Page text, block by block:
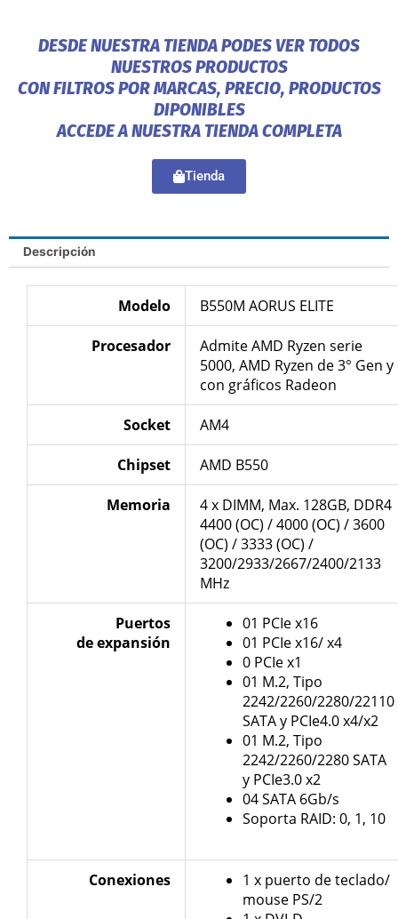
DESDE NUESTRA TIENDA PODES VER TODOS
NUESTROS PRODUCTOS
CON FILTROS POR MARCAS, PRECIO, PRODUCTOS
DIPONIBLES
ACCEDE A NUESTRA TIENDA COMPLETA
Tienda
Descripción
Modelo B550M AORUS ELITE
Procesador
Admite AMD Ryzen serie
5000, AMD Ryzen de 3° Gen y
con gráficos Radeon
Socket AM4
Chipset AMD B550
Memoria
4 x DIMM, Max. 128GB, DDR4
4400 (OC) / 4000 (OC) / 3600
(OC) / 3333 (OC) /
3200/2933/2667/2400/2133
MHz
Puertos
de expansión
01 PCIe x16
01 PCIe x16/ x4
0 PCIe x1
01 M.2, Tipo
2242/2260/2280/22110
SATA y PCIe4.0 x4/x2
01 M.2, Tipo
2242/2260/2280 SATA
y PCIe3.0 x2
04 SATA 6Gb/s
Soporta RAID: 0, 1, 10
Conexiones
1 x puerto de teclado/
mouse PS/2